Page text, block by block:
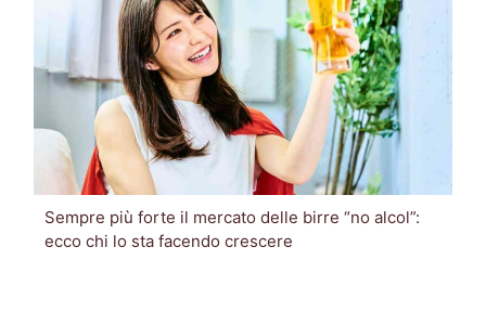
Sempre più forte il mercato delle birre “no alcol”:
ecco chi lo sta facendo crescere